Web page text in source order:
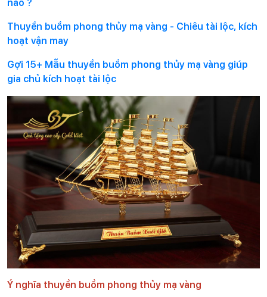
nào ?
Thuyền buồm phong thủy mạ vàng - Chiêu tài lộc, kích
hoạt vận may
Gợi 15+ Mẫu thuyền buồm phong thủy mạ vàng giúp
gia chủ kích hoạt tài lộc
Ý nghĩa thuyền buồm phong thủy mạ vàng